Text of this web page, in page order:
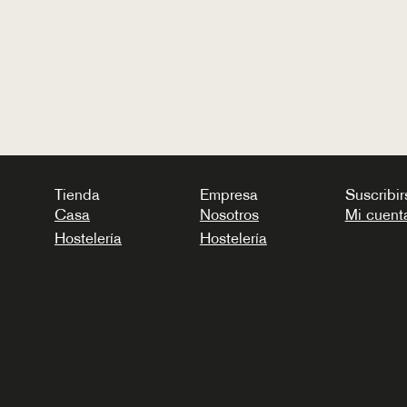
Tienda
Casa
Hostelería
Empresa
Nosotros
Hostelería
Mi